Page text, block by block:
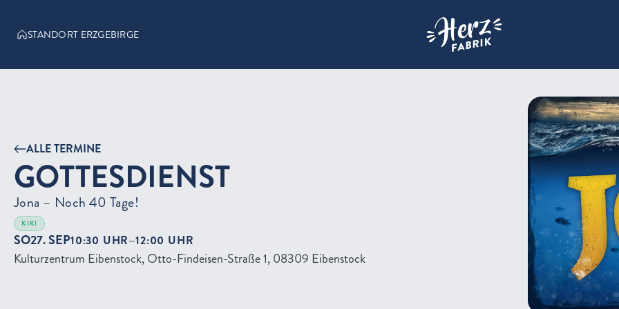
STANDORT ERZGEBIRGE Zur Startseite der Herzfabrik
ALLE TERMINE
GOTTESDIENST
Jona – Noch 40 Tage!
KIKI
SO27. SEP10:30 UHR–12:00 UHR
Kulturzentrum Eibenstock, Otto-Findeisen-Straße 1, 08309 Eibenstock